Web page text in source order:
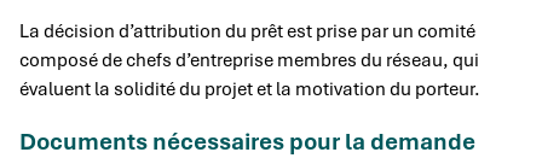
La décision d’attribution du prêt est prise par un comité
composé de chefs d’entreprise membres du réseau, qui
évaluent la solidité du projet et la motivation du porteur.
Documents nécessaires pour la demande